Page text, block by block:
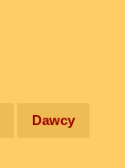
Dawcy